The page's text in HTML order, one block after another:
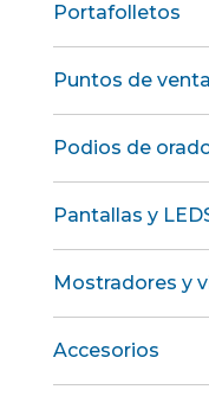
Portafolletos
Puntos de
Podios de
Pantallas y
Mostradores y
Accesorios